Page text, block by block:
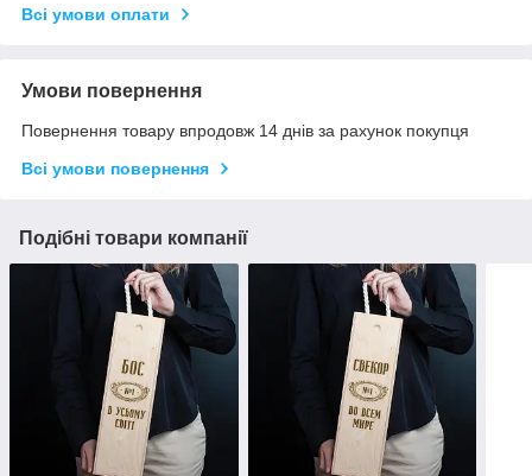
Всі умови оплати
Умови повернення
Повернення товару впродовж 14 днів за рахунок покупця
Всі умови повернення
Подібні товари компанії